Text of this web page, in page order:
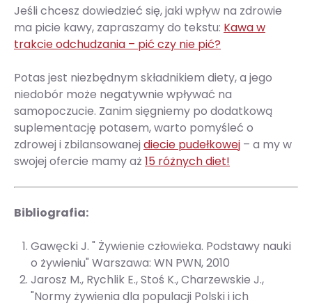
Jeśli chcesz dowiedzieć się, jaki wpływ na zdrowie
ma picie kawy, zapraszamy do tekstu: Kawa w
trakcie odchudzania – pić czy nie pić?
Potas jest niezbędnym składnikiem diety, a jego
niedobór może negatywnie wpływać na
samopoczucie. Zanim sięgniemy po dodatkową
suplementację potasem, warto pomyśleć o
zdrowej i zbilansowanej diecie pudełkowej – a my w
swojej ofercie mamy aż 15 różnych diet!
Bibliografia:
Gawęcki J. " Żywienie człowieka. Podstawy nauki
o żywieniu" Warszawa: WN PWN, 2010
Jarosz M., Rychlik E., Stoś K., Charzewskie J.,
"Normy żywienia dla populacji Polski i ich